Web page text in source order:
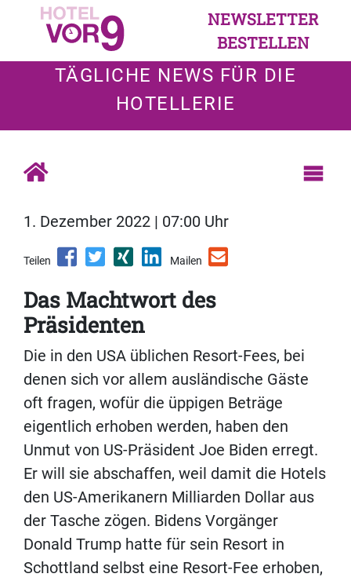
NEWSLETTER
BESTELLEN
TÄGLICHE NEWS FÜR DIE
HOTELLERIE
1. Dezember 2022 | 07:00 Uhr
Teilen Mailen
Das Machtwort des
Präsidenten
Die in den USA üblichen Resort-Fees, bei
denen sich vor allem ausländische Gäste
oft fragen, wofür die üppigen Beträge
eigentlich erhoben werden, haben den
Unmut von US-Präsident Joe Biden erregt.
Er will sie abschaffen, weil damit die Hotels
den US-Amerikanern Milliarden Dollar aus
der Tasche zögen. Bidens Vorgänger
Donald Trump hatte für sein Resort in
Schottland selbst eine Resort-Fee erhoben,